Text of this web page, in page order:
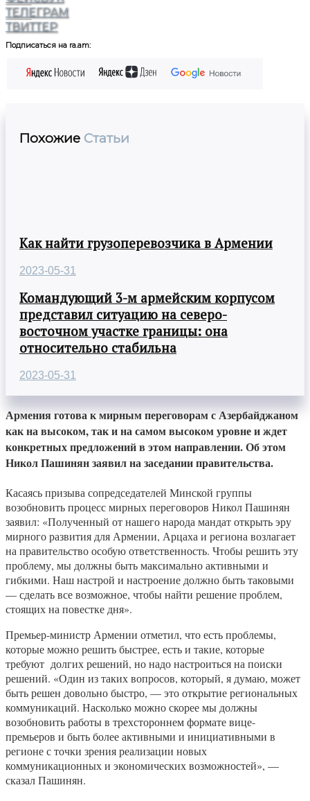
ТЕЛЕГРАМ
ТВИТТЕР
Подписаться на ra.am:
Похожие Статьи
Как найти грузоперевозчика в Армении
2023-05-31
Командующий 3-м армейским корпусом
представил ситуацию на северо-
восточном участке границы: она
относительно стабильна
2023-05-31
Армения готова к мирным переговорам с Азербайджаном
как на высоком, так и на самом высоком уровне и ждет
конкретных предложений в этом направлении. Об этом
Никол Пашинян заявил на заседании правительства.
Касаясь призыва сопредседателей Минской группы
возобновить процесс мирных переговоров Никол Пашинян
заявил: «Полученный от нашего народа мандат открыть эру
мирного развития для Армении, Арцаха и региона возлагает
на правительство особую ответственность. Чтобы решить эту
проблему, мы должны быть максимально активными и
гибкими. Наш настрой и настроение должно быть таковыми
— сделать все возможное, чтобы найти решение проблем,
стоящих на повестке дня».
Премьер-министр Армении отметил, что есть проблемы,
которые можно решить быстрее, есть и такие, которые
требуют долгих решений, но надо настроиться на поиски
решений. «Один из таких вопросов, который, я думаю, может
быть решен довольно быстро, — это открытие региональных
коммуникаций. Насколько можно скорее мы должны
возобновить работы в трехстороннем формате вице-
премьеров и быть более активными и инициативными в
регионе с точки зрения реализации новых
коммуникационных и экономических возможностей», —
сказал Пашинян.